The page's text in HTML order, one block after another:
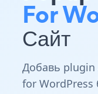
For
Сайт
Добавь plugin
for WordPress